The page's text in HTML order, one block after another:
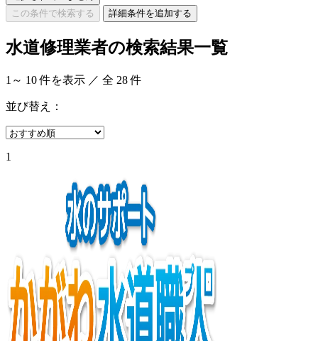
この条件で検索する
詳細条件を追加する
水道修理業者の検索結果一覧
1 ～ 10 件を表示 ／ 全 28件
並び替え：
1